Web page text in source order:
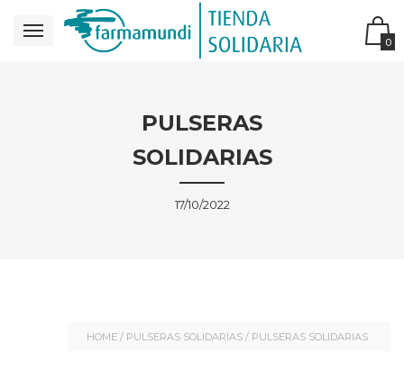
0
PULSERAS
SOLIDARIAS
17/10/2022
HOME / PULSERAS SOLIDARIAS / PULSERAS SOLIDARIAS